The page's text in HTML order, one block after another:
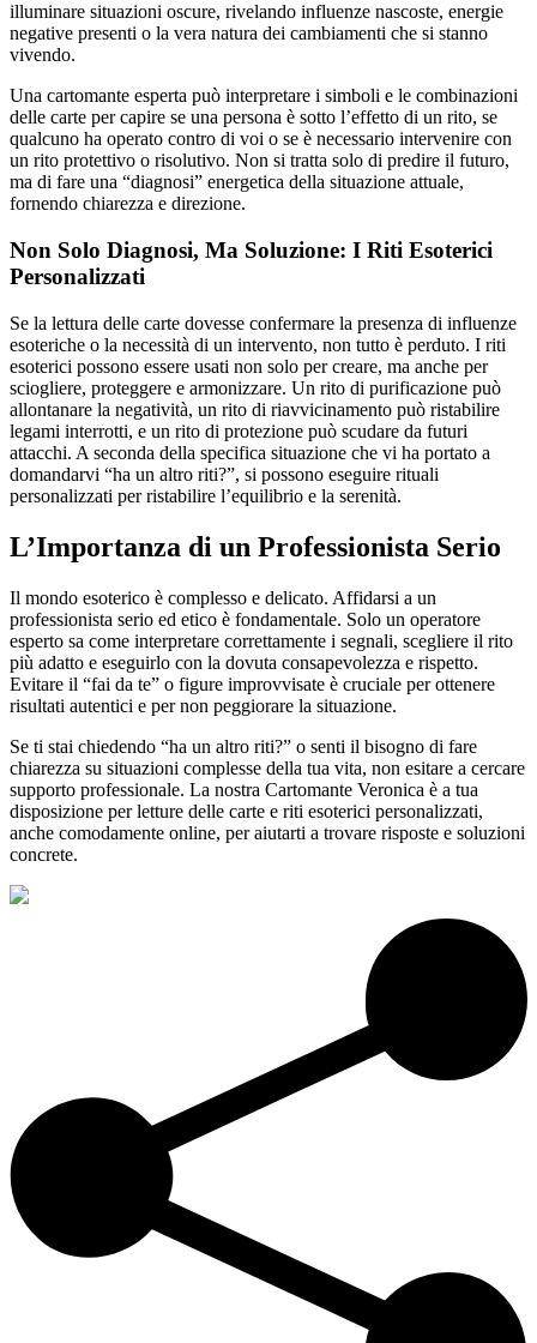
illuminare situazioni oscure, rivelando influenze nascoste, energie
negative presenti o la vera natura dei cambiamenti che si stanno
vivendo.
Una cartomante esperta può interpretare i simboli e le combinazioni
delle carte per capire se una persona è sotto l’effetto di un rito, se
qualcuno ha operato contro di voi o se è necessario intervenire con
un rito protettivo o risolutivo. Non si tratta solo di predire il futuro,
ma di fare una “diagnosi” energetica della situazione attuale,
fornendo chiarezza e direzione.
Non Solo Diagnosi, Ma Soluzione: I Riti Esoterici
Personalizzati
Se la lettura delle carte dovesse confermare la presenza di influenze
esoteriche o la necessità di un intervento, non tutto è perduto. I riti
esoterici possono essere usati non solo per creare, ma anche per
sciogliere, proteggere e armonizzare. Un rito di purificazione può
allontanare la negatività, un rito di riavvicinamento può ristabilire
legami interrotti, e un rito di protezione può scudare da futuri
attacchi. A seconda della specifica situazione che vi ha portato a
domandarvi “ha un altro riti?”, si possono eseguire rituali
personalizzati per ristabilire l’equilibrio e la serenità.
L’Importanza di un Professionista Serio
Il mondo esoterico è complesso e delicato. Affidarsi a un
professionista serio ed etico è fondamentale. Solo un operatore
esperto sa come interpretare correttamente i segnali, scegliere il rito
più adatto e eseguirlo con la dovuta consapevolezza e rispetto.
Evitare il “fai da te” o figure improvvisate è cruciale per ottenere
risultati autentici e per non peggiorare la situazione.
Se ti stai chiedendo “ha un altro riti?” o senti il bisogno di fare
chiarezza su situazioni complesse della tua vita, non esitare a cercare
supporto professionale. La nostra Cartomante Veronica è a tua
disposizione per letture delle carte e riti esoterici personalizzati,
anche comodamente online, per aiutarti a trovare risposte e soluzioni
concrete.